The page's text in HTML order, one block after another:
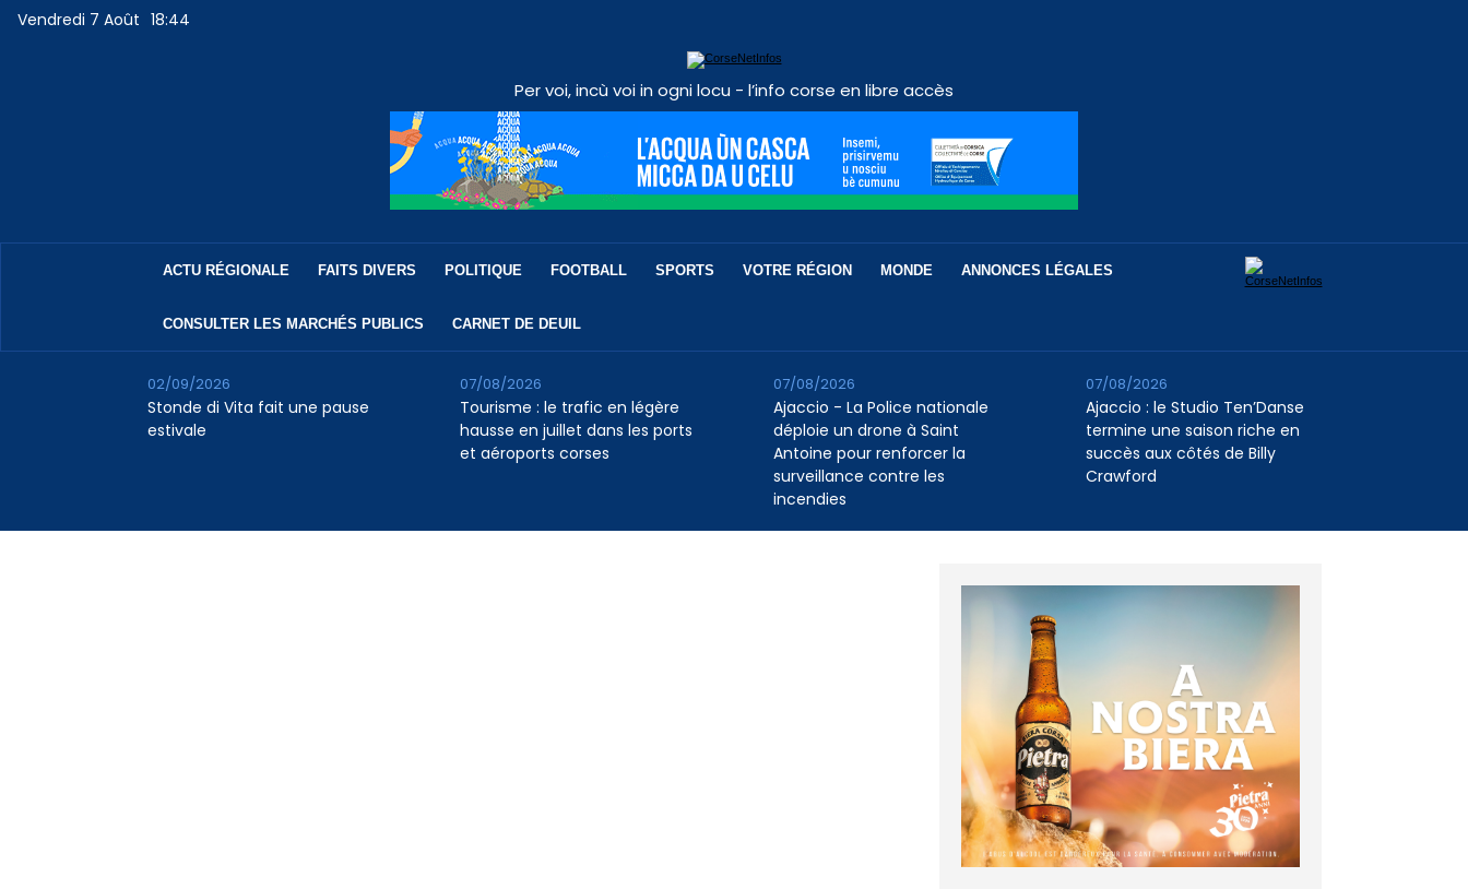
Vendredi 7 Août 18:44
Per voi, incù voi in ogni locu - l’info corse en libre accès
ACTU RÉGIONALE FAITS DIVERS POLITIQUE FOOTBALL SPORTS VOTRE RÉGION MONDE ANNONCES LÉGALES
CONSULTER LES MARCHÉS PUBLICS CARNET DE DEUIL
Stonde di Vita fait une pause
estivale
02/09/2026
Tourisme : le trafic en légère
hausse en juillet dans les ports
et aéroports corses
07/08/2026
Ajaccio - La Police nationale
déploie un drone à Saint
Antoine pour renforcer la
surveillance contre les
incendies
07/08/2026
Ajaccio : le Studio Ten’Danse
termine une saison riche en
succès aux côtés de Billy
Crawford
07/08/2026